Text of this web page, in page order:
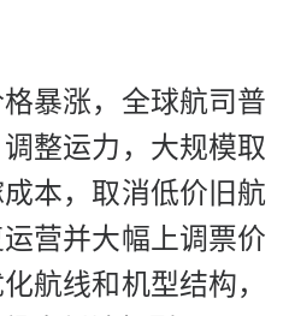
暴涨，全球航司普
整运力，大规模取
本，取消低价旧航
营并大幅上调票价
航线和机型结构，